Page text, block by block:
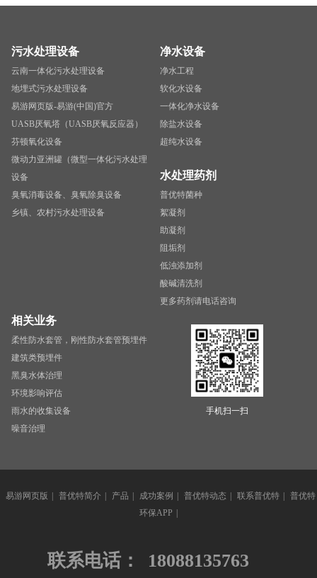
污水处理设备
云南一体化污水处理设备
地埋式污水处理设备
易游网页版-易游(中国)官方
UASB厌氧塔（UASB厌氧反应器）
芬顿氧化设备
微动力亚洲罐（微型一体化污水处理
设备
臭氧消毒设备、臭氧除臭设备
乡镇、农村污水处理设备
净水设备
净水工程
软化水设备
一体化净水设备
除盐水设备
超纯水设备
水处理药剂
普优特菌种
絮凝剂
助凝剂
阻垢剂
低浊添加剂
酸碱清洗剂
更多药剂请电话咨询
相关业务
柔性防水套管，刚性防水套管预埋件
建筑类预埋件
黑臭水体治理
环境影响评估
雨水的收集设备
噪音治理
手机扫一扫
易游网页版 | 普优特简介 | 产品 | 成功案例 | 普优特动态 | 联系普优特 | 普优特
环保APP |
联系电话： 18088135763